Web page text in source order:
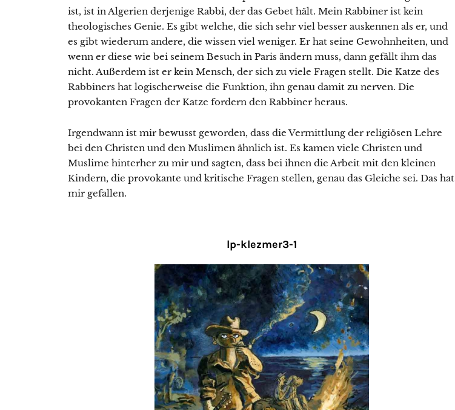
ist, ist in Algerien derjenige Rabbi, der das Gebet hält. Mein Rabbiner ist kein
theologisches Genie. Es gibt welche, die sich sehr viel besser auskennen als er, und
es gibt wiederum andere, die wissen viel weniger. Er hat seine Gewohnheiten, und
wenn er diese wie bei seinem Besuch in Paris ändern muss, dann gefällt ihm das
nicht. Außerdem ist er kein Mensch, der sich zu viele Fragen stellt. Die Katze des
Rabbiners hat logischerweise die Funktion, ihn genau damit zu nerven. Die
provokanten Fragen der Katze fordern den Rabbiner heraus.
Irgendwann ist mir bewusst geworden, dass die Vermittlung der religiösen Lehre
bei den Christen und den Muslimen ähnlich ist. Es kamen viele Christen und
Muslime hinterher zu mir und sagten, dass bei ihnen die Arbeit mit den kleinen
Kindern, die provokante und kritische Fragen stellen, genau das Gleiche sei. Das hat
mir gefallen.
lp-klezmer3-1